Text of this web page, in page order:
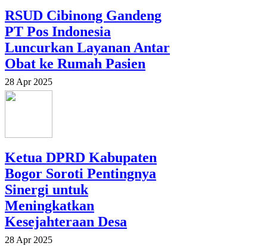
RSUD Cibinong Gandeng
PT Pos Indonesia
Luncurkan Layanan Antar
Obat ke Rumah Pasien
28 Apr 2025
Ketua DPRD Kabupaten
Bogor Soroti Pentingnya
Sinergi untuk
Meningkatkan
Kesejahteraan Desa
28 Apr 2025